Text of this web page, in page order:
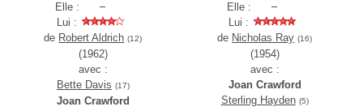
Elle :
Lui :
de Robert Aldrich (12)
(1962)
avec :
Bette Davis (17)
Joan Crawford
Elle :
Lui :
de Nicholas Ray (16)
(1954)
avec :
Joan Crawford
Sterling Hayden (5)